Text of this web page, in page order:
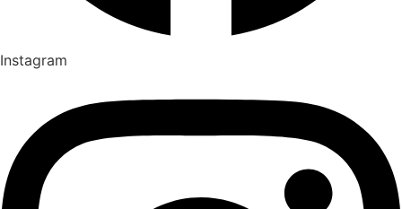
Instagram